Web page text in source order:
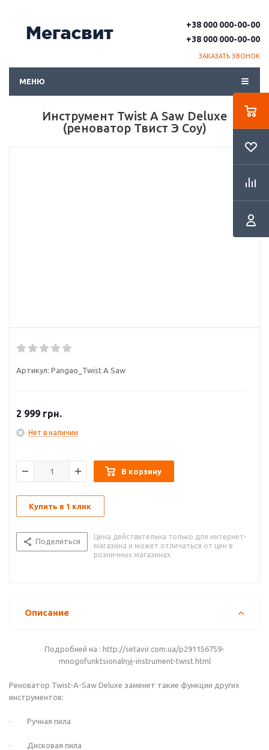
+38 000 000-00-00
+38 000 000-00-00
ЗАКАЗАТЬ ЗВОНОК
МЕНЮ
Инструмент Twist A Saw Deluxe
(реноватор Твист Э Соу)
Артикул: Pangao_Twist A Saw
2 999 грн.
Нет в наличии
В корзину
Купить в 1 клик
Поделиться
Цена действительна только для интернет-
магазина и может отличаться от цен в
розничных магазинах
Описание
Подробней на : http://setavir.com.ua/p291156759-
mnogofunktsionalnyj-instrument-twist.html
Реноватор Twist-A-Saw Deluxe заменет такие функции других
инструментов:
· Ручная пила
· Дисковая пила